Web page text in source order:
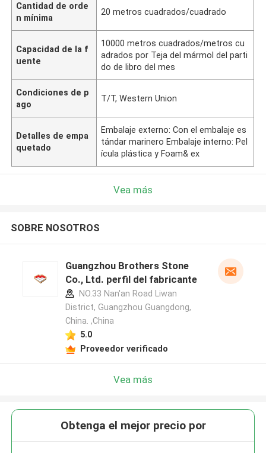
Cantidad de orde
n mínima
20 metros cuadrados/cuadrado
Capacidad de la f
uente
10000 metros cuadrados/metros cu
adrados por Teja del mármol del parti
do de libro del mes
Condiciones de p
ago
T/T, Western Union
Detalles de empa
quetado
Embalaje externo: Con el embalaje es
tándar marinero Embalaje interno: Pel
ícula plástica y Foam& ex
Vea más
SOBRE NOSOTROS
Guangzhou Brothers Stone
Co., Ltd. perfil del fabricante
NO.33 Nan'an Road Liwan
District, Guangzhou Guangdong,
China. ,China
5.0
Proveedor verificado
Vea más
Obtenga el mejor precio por